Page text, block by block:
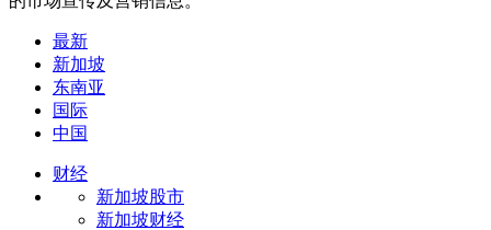
最新
新加坡
东南亚
国际
中国
财经
新加坡股市
新加坡财经